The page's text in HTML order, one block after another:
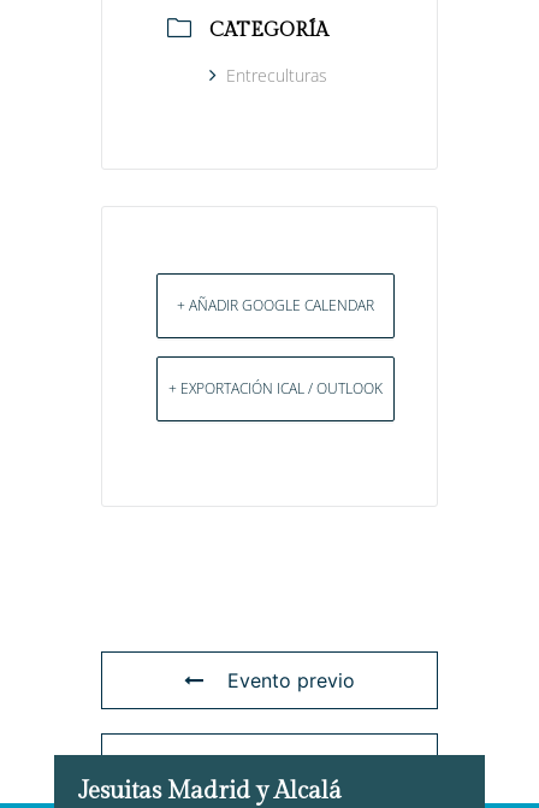
CATEGORÍA
Entreculturas
+ AÑADIR GOOGLE CALENDAR
+ EXPORTACIÓN ICAL / OUTLOOK
Evento previo
Evento siguiente
Jesuitas Madrid y Alcalá